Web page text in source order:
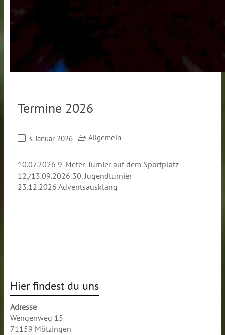
Termine 2026
3. Januar 2026 Allgemein
10.07.2026 9-Meter-Turnier auf dem Sportplatz
12./13.09.2026 30. Jugendturnier
23.12.2026 Adventsausklang
Hier findest du uns
Adresse
Wengenweg 15
71159 Mötzingen